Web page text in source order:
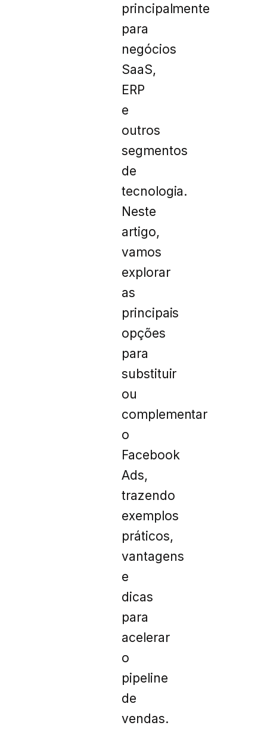
principalmente
para
negócios
SaaS,
ERP
e
outros
segmentos
de
tecnologia.
Neste
artigo,
vamos
explorar
as
principais
opções
para
substituir
ou
complementar
o
Facebook
Ads,
trazendo
exemplos
práticos,
vantagens
e
dicas
para
acelerar
o
pipeline
de
vendas.